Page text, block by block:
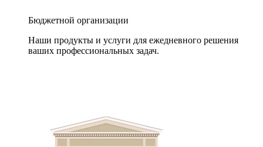
Бюджетной организации
Наши продукты и услуги для ежедневного решения
ваших профессиональных задач.